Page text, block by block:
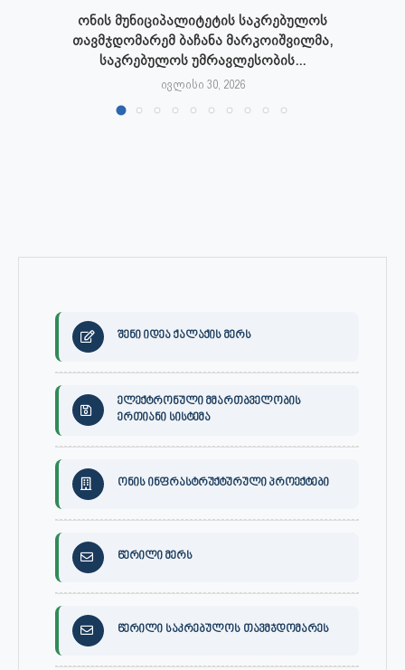
ონის მუნიციპალიტეტის საკრებულოს
თავმჯდომარემ ბაჩანა მარკოიშვილმა,
საკრებულოს უმრავლესობის...
ივლისი 30, 2026
შენი იდეა ქალაქის მერს
ელექტრონული მმართბველობის
ერთიანი სისტემა
ონის ინფრასტრუქტურული პროექტები
წერილი მერს
წერილი საკრებულოს თავმჯდომარეს